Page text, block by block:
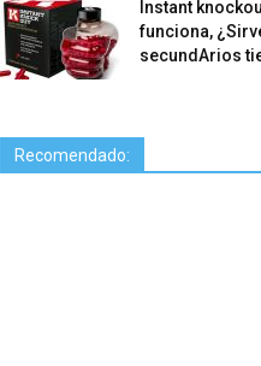
Instant
funciona,
secundArios
Recomendado: